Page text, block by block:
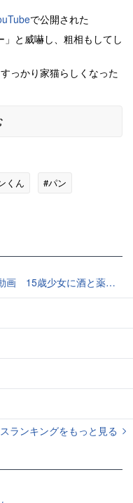
で公開された
」と威嚇し、粗相もしてし
っかり家猫らしくなった
くん
#パン
男を再逮捕 「薬もありますよ」とSNSで誘い出し
ランキングをもっと見る